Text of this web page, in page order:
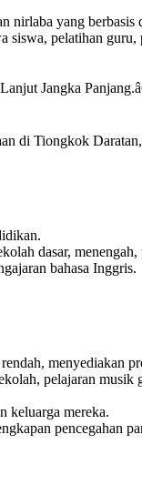
yang
pelatihan
Jangka
di Tiongkok
dasar,
bahasa Inggris.
menyediakan
pelajaran
keluarga mereka.
pencegahan